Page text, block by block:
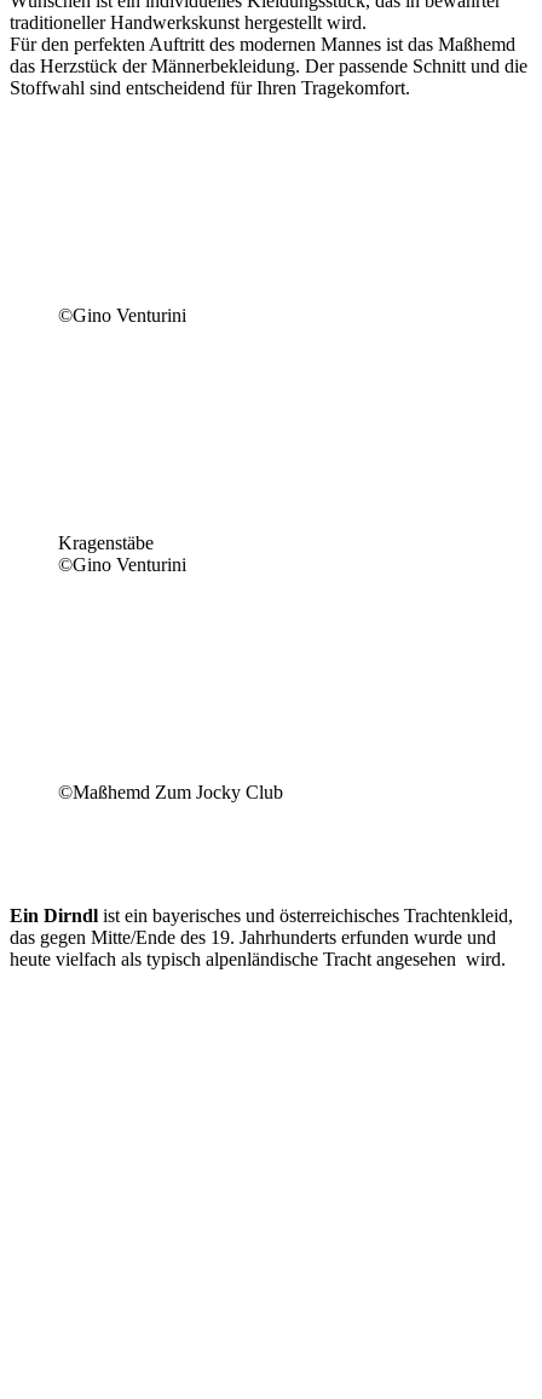
traditioneller Handwerkskunst hergestellt wird.
Für den perfekten Auftritt des modernen Mannes ist das Maßhemd
das Herzstück der Männerbekleidung. Der passende Schnitt und die
Stoffwahl sind entscheidend für Ihren Tragekomfort.
©Gino Venturini
Kragenstäbe
©Gino Venturini
©Maßhemd Zum Jocky Club
Ein Dirndl ist ein bayerisches und österreichisches Trachtenkleid,
das gegen Mitte/Ende des 19. Jahrhunderts erfunden wurde und
heute vielfach als typisch alpenländische Tracht angesehen wird.